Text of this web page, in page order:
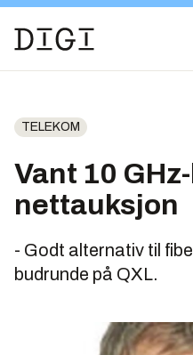
TELEKOM
Vant 10
nettauksjon
- Godt alternativ til
budrunde på QXL.